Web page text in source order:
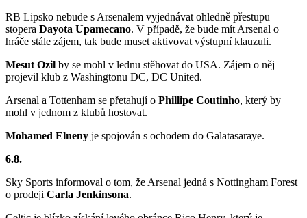
RB Lipsko nebude s Arsenalem vyjednávat ohledně přestupu
stopera Dayota Upamecano. V případě, že bude mít Arsenal o
hráče stále zájem, tak bude muset aktivovat výstupní klauzuli.
Mesut Ozil by se mohl v lednu stěhovat do USA. Zájem o něj
projevil klub z Washingtonu DC, DC United.
Arsenal a Tottenham se přetahují o Phillipe Coutinho, který by
mohl v jednom z klubů hostovat.
Mohamed Elneny je spojován s ochodem do Galatasaraye.
6.8.
Sky Sports informoval o tom, že Arsenal jedná s Nottingham Forest
o prodeji Carla Jenkinsona.